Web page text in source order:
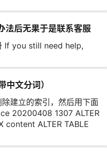
后无果于是联系客服
If you still need help,
文分词）
建立的索引，然后用下面
20200408 1307 ALTER
content ALTER TABLE